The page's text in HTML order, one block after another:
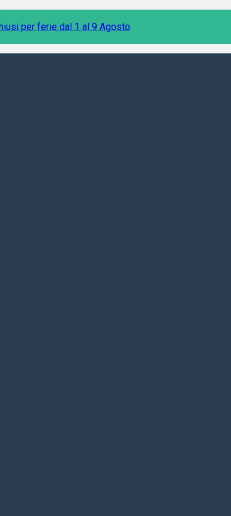
per ferie dal 1 al 9 Agosto